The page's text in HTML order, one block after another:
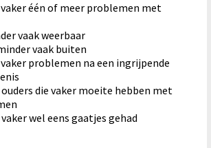
één of meer problemen met
vaak weerbaar
vaak buiten
problemen na een ingrijpende
die vaker moeite hebben met
wel eens gaatjes gehad